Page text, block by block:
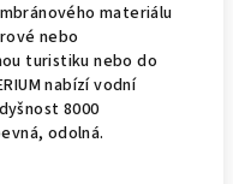
materiálu
nebo
turistiku nebo do
nabízí vodní
8000
odolná.